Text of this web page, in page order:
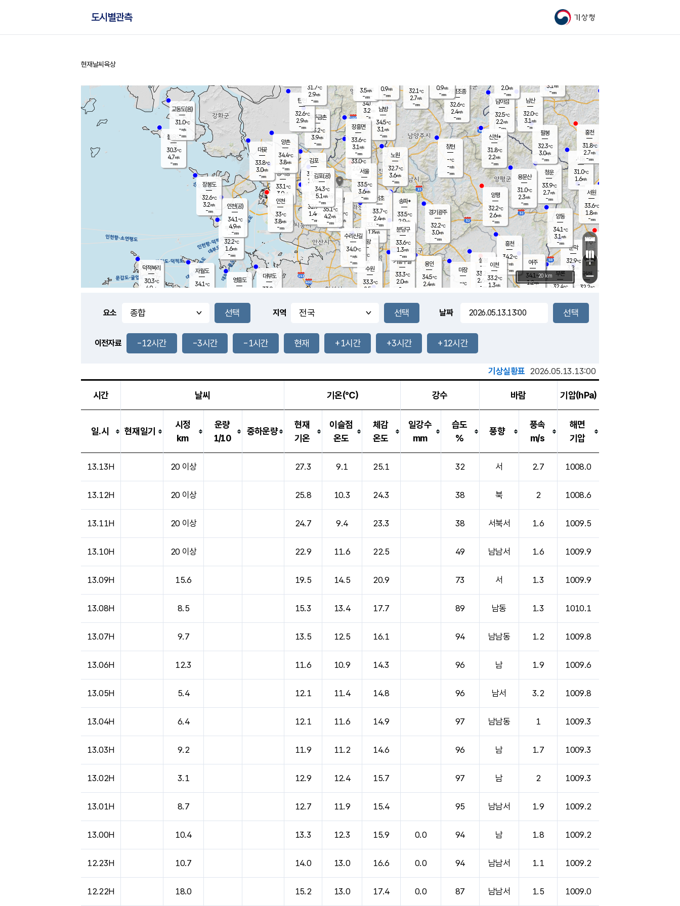
기상청
도시별관측
홈
현재날씨 육상
풍도
2.3m/s
문막
32.9℃
3.8
mm
남이섬
32.5℃
2.2m/s
-mm
무의도
32.2℃
1.6m/s
-mm
영흥도
볼음도
30.3℃
4.7m/s
-mm
자월도
34.1℃
양주
34.0℃
3.2
-mm
부론
32.4℃
과천
33.0℃
1.8m/s
- mm
남산
32.0℃
3.1 m/s
-mm
장봉도
32.6℃
3.2m/s
-mm
-mm
청운
33.9℃
2.7m/s
-mm
팔봉
32.3℃
3.0m/s
-mm
-mm
용인
34.5℃
2.4m/s
여주
34.1℃
1.2m/s
양동
34.1℃
3.1m/s
-mm
경기광주
32.2℃
3.0m/s
-mm
장호원
2.0m/s
-mm
33.0
℃
대부도
33.9
-
경서동
33.1℃
3.0m/s
-mm
파주금촌
33.2℃
3.9m/s
-mm
가평조종
32.6℃
2.4m/s
-mm
32.1℃
2.7m/s
-mm
대곶
33.8℃
3.0m/s
-mm
신천*
31.8℃
2.2m/s
-mm
창현
-℃
-m/s
-mm
탄현
32.6℃
2.9m/s
-mm
0.9m/s
-mm
33.4℃
3.3m/s
-mm
흥천
34.2℃
-m/s
-mm
마장
-℃
의왕
- ℃
m/s
mm
김포
33.2℃
1.9 m/s
mm
설봉
33.2
2.6 m/s
- mm
광명
34.6 ℃
1.8 m/s
-mm
부천
32.9℃
1.4m/s
-mm
-mm
양촌
34.4℃
3.8m/s
-mm
구로
35.1℃
4.2m/s
-mm
은평
33.0℃
2.0 m/s
- mm
노원
32.7℃
3.6m/s
-mm
송파*
33.5℃
2.9m/s
-mm
서초
33.7℃
2.4m/s
-mm
남방
34.5℃
3.1 m/s
-mm
기흥구갈
33.3℃
2.0m/s
-
수리산길
34.0℃
-m/s
-mm
분당구
33.6℃
1.3m/s
-mm
장흥면
33.6℃
3.1 m/s
-mm
3.5m/s
-mm
시동
31.0℃
1.6m/s
- mm
귀래
32.2℃
서원
33.6℃
1.8m/s
-mm
용문산
31.0℃
2.3m/s
-mm
덕적북리
30.3℃
4.0m/s
인천(공)
34.1℃
4.9m/s
-mm
김포(공)
34.3℃
5.1 m/s
-mm
교동도(음)
31.0℃
-m/s
-mm
홍천
31.8℃
2.7m/s
-mm
이천
33.2℃
1.3m/s
양평
32.2℃
2.6m/s
-mm
수원
33.3℃
2.5 m/s
인천
33℃
3.8m/s
-mm
서울
33.5℃
3.6m/s
-mm
3.1 m/s
-mm
31.7℃
2.9m/s
-mm
0.9m/s
-mm
+
−
20 km
요소 지역 날짜
이전자료 -12시간 -3시간 -1시간 현재 +1시간 +3시간 +12시간
기상실황표 2026.05.13.13:00
시간 날씨 기온(℃) 강수 바람 기압(hPa)
일.시 현재일기
시정
km
운량
1/10
중하운량
현재
기온
이슬점
온도
체감
온도
일강수
mm
습도
%
풍향
풍속
m/s
해면
기압
13.13H 20 이상 27.3 9.1 25.1 32 서 2.7 1008.0
13.12H 20 이상 25.8 10.3 24.3 38 북 2 1008.6
13.11H 20 이상 24.7 9.4 23.3 38 서북서 1.6 1009.5
13.10H 20 이상 22.9 11.6 22.5 49 남남서 1.6 1009.9
13.09H 15.6 19.5 14.5 20.9 73 서 1.3 1009.9
13.08H 8.5 15.3 13.4 17.7 89 남동 1.3 1010.1
13.07H 9.7 13.5 12.5 16.1 94 남남동 1.2 1009.8
13.06H 12.3 11.6 10.9 14.3 96 남 1.9 1009.6
13.05H 5.4 12.1 11.4 14.8 96 남서 3.2 1009.8
13.04H 6.4 12.1 11.6 14.9 97 남남동 1 1009.3
13.03H 9.2 11.9 11.2 14.6 96 남 1.7 1009.3
13.02H 3.1 12.9 12.4 15.7 97 남 2 1009.3
13.01H 8.7 12.7 11.9 15.4 95 남남서 1.9 1009.2
13.00H 10.4 13.3 12.3 15.9 0.0 94 남 1.8 1009.2
12.23H 10.7 14.0 13.0 16.6 0.0 94 남남서 1.1 1009.2
12.22H 18.0 15.2 13.0 17.4 0.0 87 남남서 1.5 1009.0